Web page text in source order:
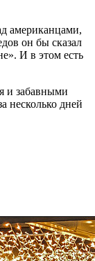
американцами,
он бы сказал
И в этом есть
и забавными
несколько дней